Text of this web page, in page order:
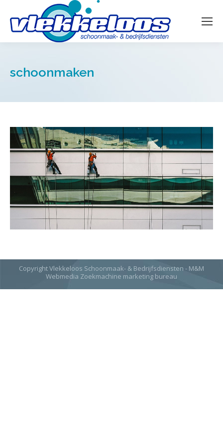
schoonmaken
Copyright Vlekkeloos Schoonmaak- & Bedrijfsdiensten - M&M
Webmedia Zoekmachine marketing bureau